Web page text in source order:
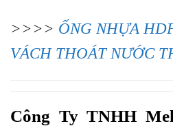
>>>> ỐNG NHỰA
VÁCH THOÁT NƯỚC
Công Ty TNHH